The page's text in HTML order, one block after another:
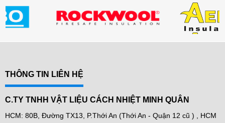
THÔNG TIN LIÊN HỆ
C.TY TNHH VẬT LIỆU CÁCH NHIỆT MINH QUÂN
HCM: 80B, Đường TX13, P.Thới An (Thới An - Quận 12 cũ ) , HCM